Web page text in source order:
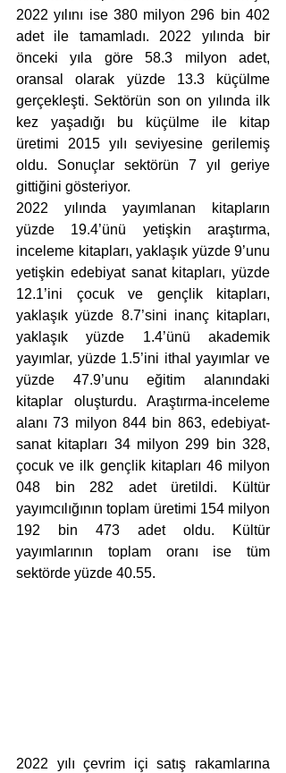
2022 yılını ise 380 milyon 296 bin 402
adet ile tamamladı. 2022 yılında bir
önceki yıla göre 58.3 milyon adet,
oransal olarak yüzde 13.3 küçülme
gerçekleşti. Sektörün son on yılında ilk
kez yaşadığı bu küçülme ile kitap
üretimi 2015 yılı seviyesine gerilemiş
oldu. Sonuçlar sektörün 7 yıl geriye
gittiğini gösteriyor.
2022 yılında yayımlanan kitapların
yüzde 19.4’ünü yetişkin araştırma,
inceleme kitapları, yaklaşık yüzde 9’unu
yetişkin edebiyat sanat kitapları, yüzde
12.1’ini çocuk ve gençlik kitapları,
yaklaşık yüzde 8.7’sini inanç kitapları,
yaklaşık yüzde 1.4’ünü akademik
yayımlar, yüzde 1.5’ini ithal yayımlar ve
yüzde 47.9’unu eğitim alanındaki
kitaplar oluşturdu. Araştırma-inceleme
alanı 73 milyon 844 bin 863, edebiyat-
sanat kitapları 34 milyon 299 bin 328,
çocuk ve ilk gençlik kitapları 46 milyon
048 bin 282 adet üretildi. Kültür
yayımcılığının toplam üretimi 154 milyon
192 bin 473 adet oldu. Kültür
yayımlarının toplam oranı ise tüm
sektörde yüzde 40.55.
2022 yılı çevrim içi satış rakamlarına